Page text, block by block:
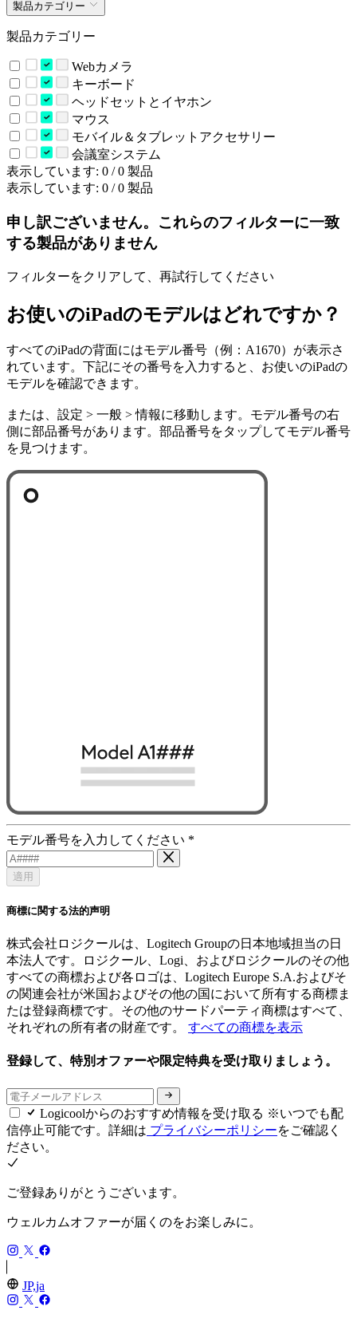
製品カテゴリー
製品カテゴリー
Webカメラ
キーボード
ヘッドセットとイヤホン
マウス
モバイル＆タブレットアクセサリー
会議室システム
表示しています: 0 / 0 製品
表示しています: 0 / 0 製品
申し訳ございません。これらのフィルターに一致
する製品がありません
フィルターをクリアして、再試行してください
お使いのiPadのモデルはどれですか？
すべてのiPadの背面にはモデル番号（例：A1670）が表示さ
れています。下記にその番号を入力すると、お使いのiPadの
モデルを確認できます。
または、設定 > 一般 > 情報に移動します。モデル番号の右
側に部品番号があります。部品番号をタップしてモデル番号
を見つけます。
モデル番号を入力してください *
適用
商標に関する法的声明
株式会社ロジクールは、Logitech Groupの日本地域担当の日
本法人です。ロジクール、Logi、およびロジクールのその他
すべての商標および各ロゴは、Logitech Europe S.A.およびそ
の関連会社が米国およびその他の国において所有する商標ま
たは登録商標です。その他のサードパーティ商標はすべて、
それぞれの所有者の財産です。 すべての商標を表示
登録して、特別オファーや限定特典を受け取りましょう。
Logicoolからのおすすめ情報を受け取る ※いつでも配
信停止可能です。詳細は プライバシーポリシーをご確認く
ださい。
ご登録ありがとうございます。
ウェルカムオファーが届くのをお楽しみに。
JP,ja